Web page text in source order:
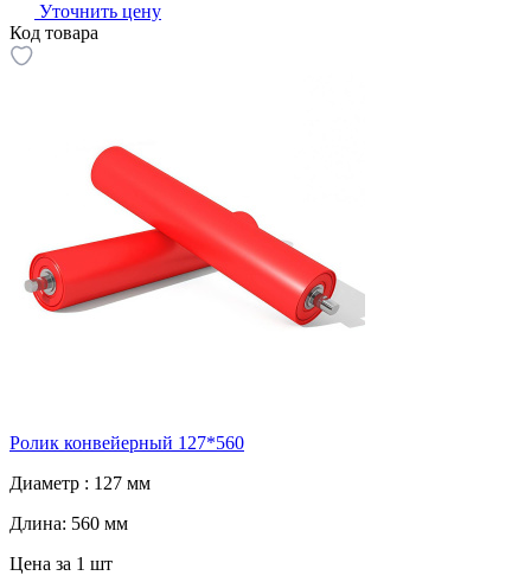
Уточнить цену
Код товара
Ролик конвейерный 127*560
Диаметр : 127 мм
Длина: 560 мм
Цена за 1 шт